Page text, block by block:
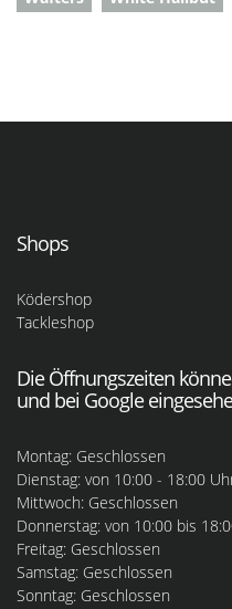
Shops
Ködershop
Tackleshop
Die Öffnungszeiten
und bei Google
Montag: Geschlossen
Dienstag: von 10:00 - 18:00
Mittwoch: Geschlossen
Donnerstag: von 10:00 bis
Freitag: Geschlossen
Samstag: Geschlossen
Sonntag: Geschlossen